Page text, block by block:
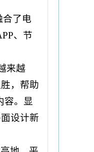
合了电
、节
来越
，帮助
容。显
设计新